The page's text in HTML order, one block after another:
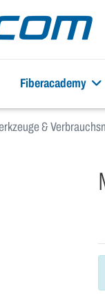
Fiberacademy
&